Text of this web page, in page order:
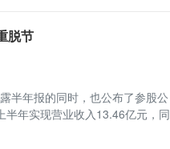
脱节
半年报的同时，也公布了参股公
年实现营业收入13.46亿元，同